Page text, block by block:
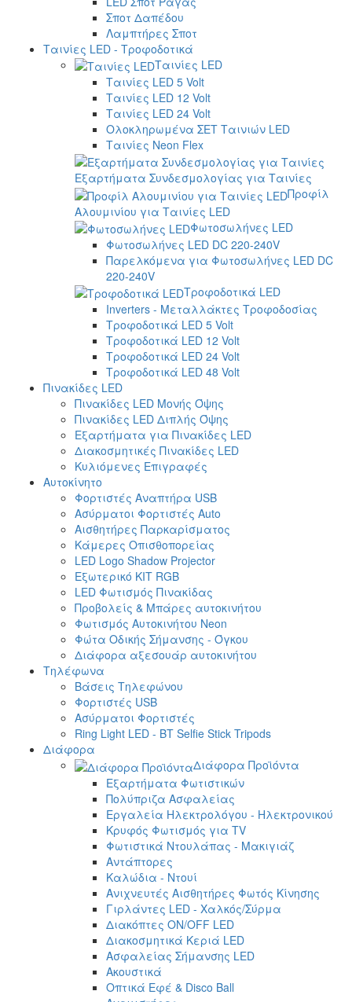
Σποτ Δαπέδου
Λαμπτήρες Σποτ
Ταινίες LED - Τροφοδοτικά
Ταινίες LED
Ταινίες LED 5 Volt
Ταινίες LED 12 Volt
Ταινίες LED 24 Volt
Ολοκληρωμένα ΣΕΤ Ταινιών LED
Ταινίες Neon Flex
Εξαρτήματα Συνδεσμολογίας για Ταινίες
Προφίλ
Αλουμινίου για Ταινίες LED
Φωτοσωλήνες LED
Φωτοσωλήνες LED DC 220-240V
Παρελκόμενα για Φωτοσωλήνες LED DC
220-240V
Τροφοδοτικά LED
Inverters - Μεταλλάκτες Τροφοδοσίας
Τροφοδοτικά LED 5 Volt
Τροφοδοτικά LED 12 Volt
Τροφοδοτικά LED 24 Volt
Τροφοδοτικά LED 48 Volt
Πινακίδες LED
Πινακίδες LED Μονής Όψης
Πινακίδες LED Διπλής Όψης
Εξαρτήματα για Πινακίδες LED
Διακοσμητικές Πινακίδες LED
Κυλιόμενες Επιγραφές
Αυτοκίνητο
Φορτιστές Αναπτήρα USB
Ασύρματοι Φορτιστές Auto
Αισθητήρες Παρκαρίσματος
Κάμερες Οπισθοπορείας
LED Logo Shadow Projector
Εξωτερικό ΚΙΤ RGB
LED Φωτισμός Πινακίδας
Προβολείς & Μπάρες αυτοκινήτου
Φωτισμός Αυτοκινήτου Neon
Φώτα Οδικής Σήμανσης - Όγκου
Διάφορα αξεσουάρ αυτοκινήτου
Τηλέφωνα
Βάσεις Τηλεφώνου
Φορτιστές USB
Ασύρματοι Φορτιστές
Ring Light LED - BT Selfie Stick Tripods
Διάφορα
Διάφορα Προϊόντα
Εξαρτήματα Φωτιστικών
Πολύπριζα Ασφαλείας
Εργαλεία Ηλεκτρολόγου - Ηλεκτρονικού
Κρυφός Φωτισμός για TV
Φωτιστικά Ντουλάπας - Μακιγιάζ
Αντάπτορες
Καλώδια - Ντουί
Ανιχνευτές Αισθητήρες Φωτός Κίνησης
Γιρλάντες LED - Χαλκός/Σύρμα
Διακόπτες ON/OFF LED
Διακοσμητικά Κεριά LED
Ασφαλείας Σήμανσης LED
Ακουστικά
Οπτικά Εφέ & Disco Ball